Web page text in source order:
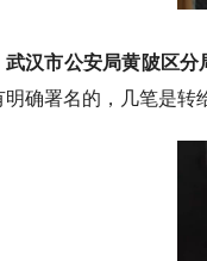
武汉市公安局黄陂区分
明确署名的，几笔是转